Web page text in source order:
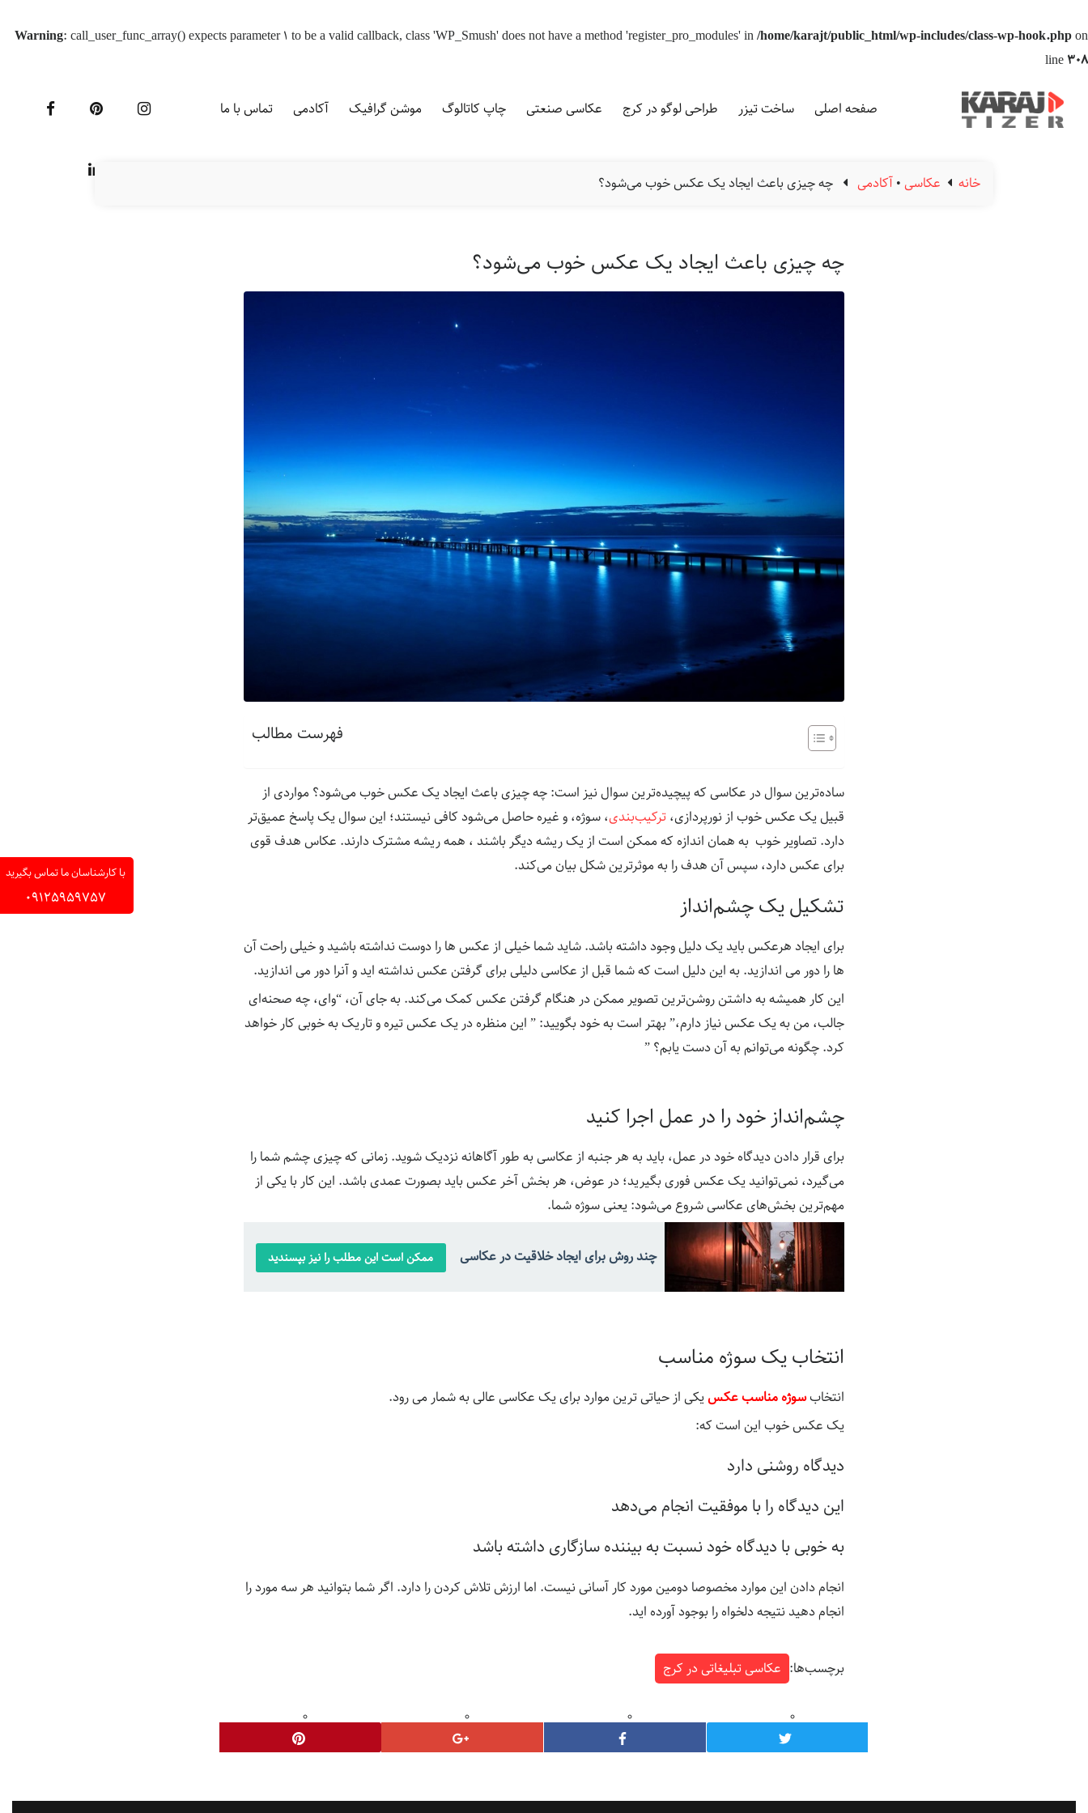
Warning: call_user_func_array() expects parameter 1 to be a valid callback, class 'WP_Smush' does not have a method 'register_pro_modules' in/home/karajt/public_html/wp-includes/class-wp-hook.phpon
line308
صفحه اصلی ساخت تیزر طراحی لوگو در کرج عکاسی صنعتی چاپ کاتالوگ موشن گرافیک آکادمی تماس با ما
خانه عکاسی•آکادمی چه چیزی باعث ایجاد یک عکس خوب می‌شود؟
چه چیزی باعث ایجاد یک عکس خوب می‌شود؟
فهرست مطالب
ساده‌ترین سوال در عکاسی که پیچیده‌ترین سوال نیز است: چه چیزی باعث ایجاد یک عکس خوب می‌شود؟ مواردی از
قبیل یک عکس خوب از نورپردازی،ترکیب‌بندی، سوژه، و غیره حاصل می‌شود کافی نیستند؛ این سوال یک پاسخ عمیق‌تر
دارد. تصاویر خوب به همان اندازه که ممکن است از یک ریشه دیگر باشند ، همه ریشه مشترک دارند. عکاس هدف قوی
برای عکس دارد، سپس آن هدف را به موثرترین شکل بیان می‌کند.
تشکیل یک چشم‌انداز
برای ایجاد هرعکس باید یک دلیل وجود داشته باشد. شاید شما خیلی از عکس ها را دوست نداشته باشید و خیلی راحت آن
ها را دور می اندازید. به این دلیل است که شما قبل از عکاسی دلیلی برای گرفتن عکس نداشته اید و آنرا دور می اندازید.
این کار همیشه به داشتن روشن‌ترین تصویر ممکن در هنگام گرفتن عکس کمک می‌کند. به جای آن، “وای، چه صحنه‌ای
جالب، من به یک عکس نیاز دارم،” بهتر است به خود بگویید: ” این منظره در یک عکس تیره و تاریک به خوبی کار خواهد
کرد. چگونه می‌توانم به آن دست یابم؟ ”
چشم‌انداز خود را در عمل اجرا کنید
برای قرار دادن دیدگاه خود در عمل، باید به هر جنبه از عکاسی به طور آگاهانه نزدیک شوید. زمانی که چیزی چشم شما را
می‌گیرد، نمی‌توانید یک عکس فوری بگیرید؛ در عوض، هر بخش آخر عکس باید بصورت عمدی باشد. این کار با یکی از
مهم‌ترین بخش‌های عکاسی شروع می‌شود: یعنی سوژه شما.
چند روش برای ایجاد خلاقیت در عکاسی ممکن است این مطلب را نیز بپسندید
انتخاب یک سوژه مناسب
انتخابسوژه مناسب عکسیکی از حیاتی ترین موارد برای یک عکاسی عالی به شمار می رود.
یک عکس خوب این است که:
دیدگاه روشنی دارد
این دیدگاه را با موفقیت انجام می‌دهد
به خوبی با دیدگاه خود نسبت به بیننده سازگاری داشته باشد
انجام دادن این موارد مخصوصا دومین مورد کار آسانی نیست. اما ارزش تلاش کردن را دارد. اگر شما بتوانید هر سه مورد را
انجام دهید نتیجه دلخواه را بوجود آورده اید.
برچسب‌ها: عکاسی تبلیغاتی در کرج
با کارشناسان ما تماس بگیرید
09125959757